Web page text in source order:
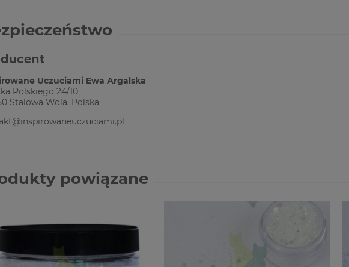
Uczuciami Ewa Argalska
Polskiego 24/10
Stalowa Wola, Polska
powiązane